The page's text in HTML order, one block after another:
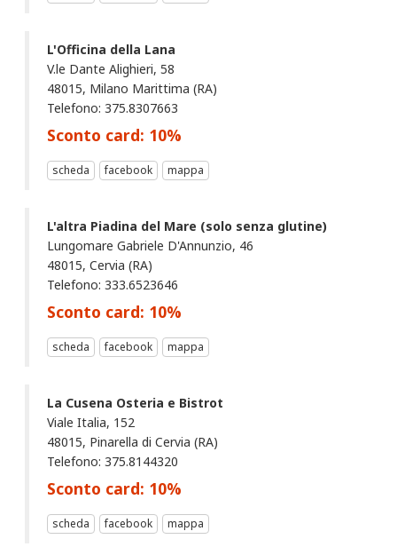
L'Officina della Lana
V.le Dante Alighieri, 58
48015, Milano Marittima (RA)
Telefono: 375.8307663
Sconto card: 10%
scheda facebook mappa
L'altra Piadina del Mare (solo senza glutine)
Lungomare Gabriele D'Annunzio, 46
48015, Cervia (RA)
Telefono: 333.6523646
Sconto card: 10%
scheda facebook mappa
La Cusena Osteria e Bistrot
Viale Italia, 152
48015, Pinarella di Cervia (RA)
Telefono: 375.8144320
Sconto card: 10%
scheda facebook mappa